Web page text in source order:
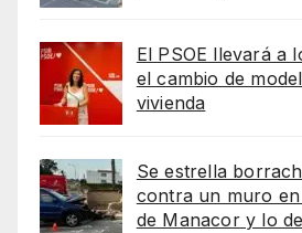
El PSOE llevará a
el cambio de
vivienda
Se estrella
contra un muro
de Manacor y lo